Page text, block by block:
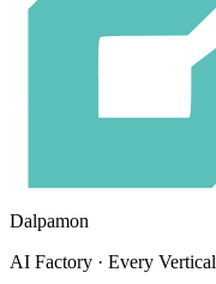
Dalpamon
AI Factory · Every Vertical